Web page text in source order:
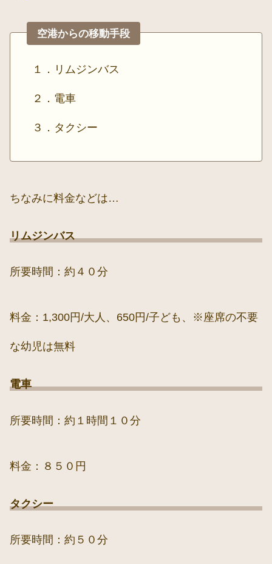
空港からの移動手段
１．リムジンバス
２．電車
３．タクシー
ちなみに料金などは…
リムジンバス
所要時間：約４０分
料金：1,300円/大人、650円/子ども、※座席の不要
な幼児は無料
電車
所要時間：約１時間１０分
料金：８５０円
タクシー
所要時間：約５０分